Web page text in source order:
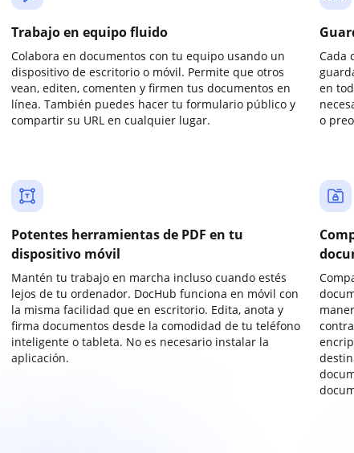
Trabajo en equipo fluido
Colabora en documentos con tu equipo usando un
dispositivo de escritorio o móvil. Permite que otros
vean, editen, comenten y firmen tus documentos en
línea. También puedes hacer tu formulario público y
compartir su URL en cualquier lugar.
Cada
en
o
Potentes herramientas de PDF en tu
dispositivo móvil
Mantén tu trabajo en marcha incluso cuando estés
lejos de tu ordenador. DocHub funciona en móvil con
la misma facilidad que en escritorio. Edita, anota y
firma documentos desde la comodidad de tu teléfono
inteligente o tableta. No es necesario instalar la
aplicación.